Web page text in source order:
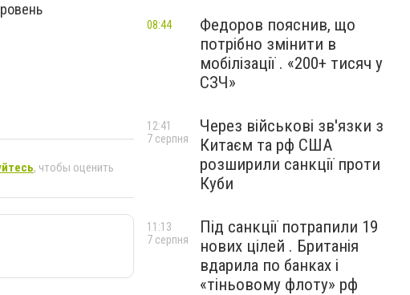
, чтобы оценить
Федоров пояснив, що
потрібно змінити в
мобілізації . «200+ тисяч у
СЗЧ»
08:44
Через військові зв'язки з
Китаєм та рф США
розширили санкції проти
Куби
12:41
7 серпня
Під санкції потрапили 19
нових цілей . Британія
вдарила по банках і
«тіньовому флоту» рф
11:13
7 серпня